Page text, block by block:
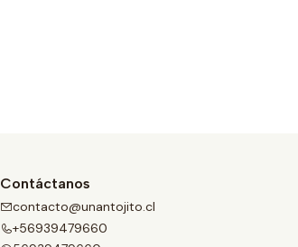
Contáctanos
contacto@unantojito.cl
+56939479660